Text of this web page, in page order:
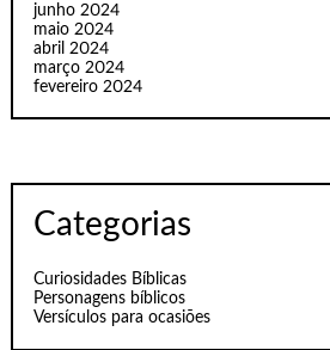
junho 2024
maio 2024
abril 2024
março 2024
fevereiro 2024
Categorias
Curiosidades Bíblicas
Personagens bíblicos
Versículos para ocasiões